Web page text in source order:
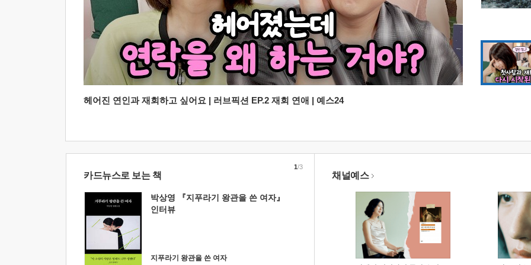
헤어진 연인과 재회하고 싶어요 | 러브픽션 EP.2 재회 연애 | 예스24
카드뉴스로 보는 책
박상영 『지푸라기 왕관을 쓴 여자』
인터뷰
지푸라기 왕관을 쓴 여자
1/3
채널예스